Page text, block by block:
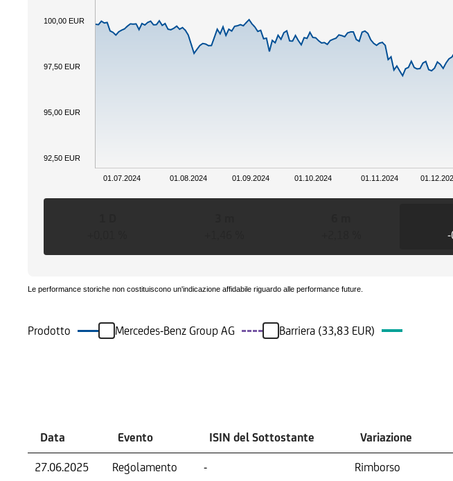
01.07.2024 01.09.2024 01.11.2024
01.08.2024 01.10.2024
95,00 EUR
100,00 EUR
92,50 EUR
97,50 EUR
Le performance storiche non costituiscono un'indicazione affidabile riguardo alle performance future.
Prodotto Mercedes-Benz Group AG Barriera (33,83 EUR)
Data Evento ISIN del Sottostante Variazione
27.06.2025 Regolamento - Rimborso